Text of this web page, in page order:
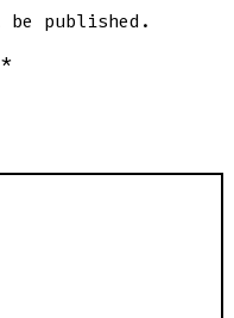
published.
*